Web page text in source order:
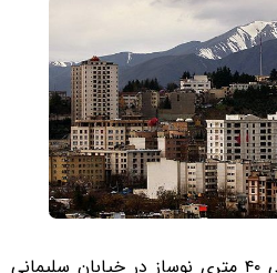
روز گذشته یک واحد مسکونی ۴۰ متری نوساز در خیابان سلیمانی